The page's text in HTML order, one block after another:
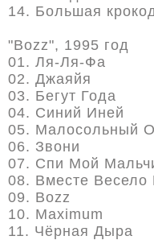
14. Большая
"Bozz", 1995 год
01. Ля-Ля-Фа
02. Джаяйя
03. Бегут Года
04. Синий Иней
05. Малосольный
06. Звони
07. Спи Мой
08. Вместе Весело
09. Bozz
10. Maximum
11. Чёрная Дыра